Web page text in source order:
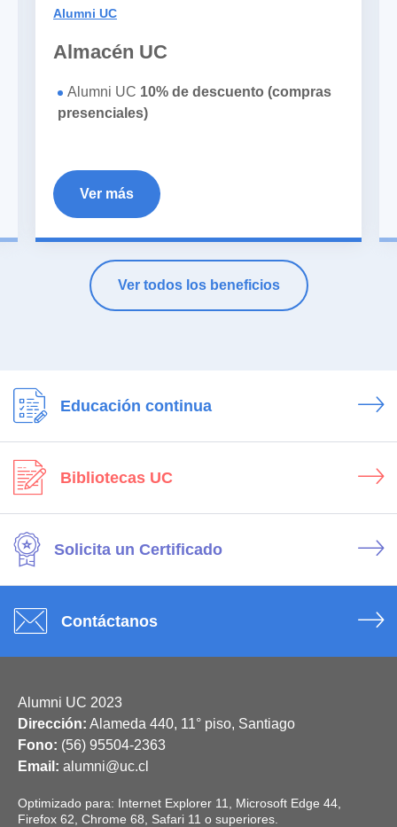
Alumni UC
Almacén UC
Alumni UC 10% de descuento (compras
presenciales)
Ver más
Ver todos los beneficios
Educación continua
Bibliotecas UC
Solicita un Certificado
Contáctanos
Alumni UC 2023
Dirección: Alameda 440, 11° piso, Santiago
Fono: (56) 95504-2363
Email: alumni@uc.cl
Optimizado para: Internet Explorer 11, Microsoft Edge 44,
Firefox 62, Chrome 68, Safari 11 o superiores.